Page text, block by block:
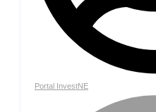
Portal InvestNE